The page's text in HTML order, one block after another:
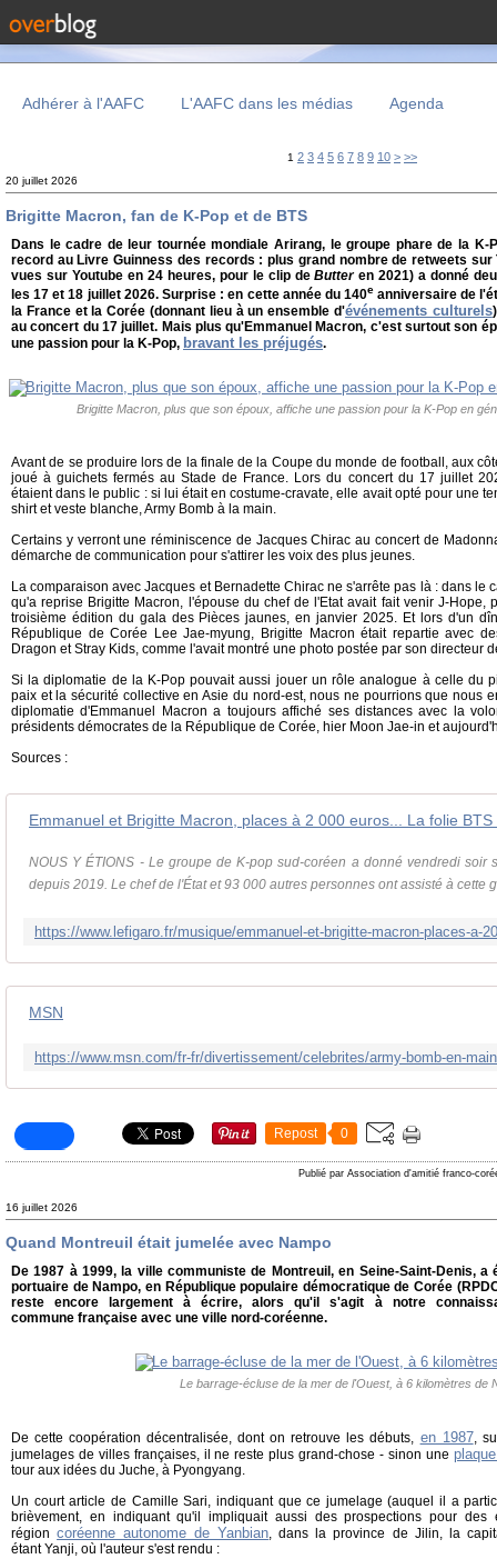
Adhérer à l'AAFC L'AAFC dans les médias Agenda
1 2 3 4 5 6 7 8 9 10 > >>
20 juillet 2026
Brigitte Macron, fan de K-Pop et de BTS
Dans le cadre de leur tournée mondiale Arirang, le groupe phare de la K-
record au Livre Guinness des records : plus grand nombre de retweets
vues sur Youtube en 24 heures, pour le clip deButteren 2021) a donné
les 17 et 18 juillet 2026. Surprise : en cette année du 140e anniversaire de
la France et la Corée (donnant lieu à un ensemble d'événements culturels
au concert du 17 juillet. Mais plus qu'Emmanuel Macron, c'est surtout son
une passion pour la K-Pop, bravant les préjugés.
Brigitte Macron, plus que son époux, affiche une passion pour la K-Pop en
Avant de se produire lors de la finale de la Coupe du monde de football, aux
joué à guichets fermés au Stade de France. Lors du concert du 17 juillet
étaient dans le public : si lui était en costume-cravate, elle avait opté pour une
shirt et veste blanche, Army Bomb à la main.
Certains y verront une réminiscence de Jacques Chirac au concert de
démarche de communication pour s'attirer les voix des plus jeunes.
La comparaison avec Jacques et Bernadette Chirac ne s'arrête pas là : dans le
qu'a reprise Brigitte Macron, l'épouse du chef de l'Etat avait fait venir J-Hope,
troisième édition du gala des Pièces jaunes, en janvier 2025. Et lors d'un
République de Corée Lee Jae-myung, Brigitte Macron était repartie avec
Dragon et Stray Kids, comme l'avait montré une photo postée par son directeur
Si la diplomatie de la K-Pop pouvait aussi jouer un rôle analogue à celle du
paix et la sécurité collective en Asie du nord-est, nous ne pourrions que nous
diplomatie d'Emmanuel Macron a toujours affiché ses distances avec la
présidents démocrates de la République de Corée, hier Moon Jae-in et
Sources :
NOUS Y ÉTIONS - Le groupe de K-pop sud-coréen a donné vendredi soir
depuis 2019. Le chef de l'État et 93 000 autres personnes ont assisté à cette
MSN
Repost 0
Publié par Association d'amitié franco-
16 juillet 2026
Quand Montreuil était jumelée avec Nampo
De 1987 à 1999, la ville communiste de Montreuil, en Seine-Saint-Denis,
portuaire de Nampo, en République populaire démocratique de Corée
reste encore largement à écrire, alors qu'il s'agit à notre
commune française avec une ville nord-coréenne.
Le barrage-écluse de la mer de l'Ouest, à 6 kilomètres de
De cette coopération décentralisée, dont on retrouve les débuts, en 1987,
jumelages de villes françaises, il ne reste plus grand-chose - sinon une
tour aux idées du Juche, à Pyongyang.
Un court article de Camille Sari, indiquant que ce jumelage (auquel il a
brièvement, en indiquant qu'il impliquait aussi des prospections pour des
régioncoréenne autonome de Yanbian, dans la province de Jilin, la
étant Yanji, où l'auteur s'est rendu :